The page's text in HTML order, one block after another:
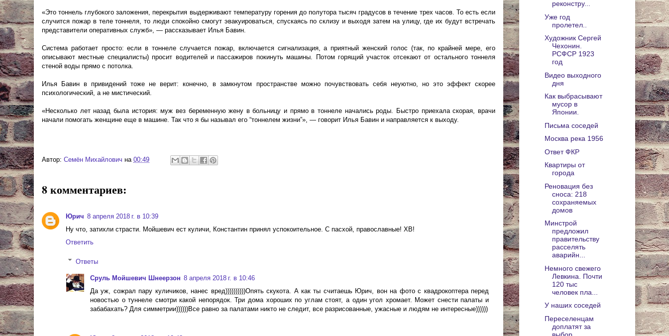
«Это тоннель глубокого заложения, перекрытия выдерживают температуру горения до полутора тысяч градусов в течение трех часов. То есть если
случится пожар в теле тоннеля, то люди спокойно смогут эвакуироваться, спускаясь по склизу и выходя затем на улицу, где их будут встречать
представители оперативных служб», — рассказывает Илья Бавин.
Система работает просто: если в тоннеле случается пожар, включается сигнализация, а приятный женский голос (так, по крайней мере, его
описывают местные специалисты) просит водителей и пассажиров покинуть машины. Потом горящий участок отсекают от остального тоннеля
стеной воды прямо с потолка.
Илья Бавин в привидений тоже не верит: конечно, в замкнутом пространстве можно почувствовать себя неуютно, но это эффект скорее
психологический, а не мистический.
«Несколько лет назад была история: муж вез беременную жену в больницу и прямо в тоннеле начались роды. Быстро приехала скорая, врачи
начали помогать женщине еще в машине. Так что я бы называл его “тоннелем жизни”», — говорит Илья Бавин и направляется к выходу.
Автор: Cемён Михайлович на 00:49
8 комментариев:
Юрич 8 апреля 2018 г. в 10:39
Ну что, затихли страсти. Мойшевич ест куличи, Константин принял успокоительное. С пасхой, православные! ХВ!
Ответить
Ответы
Сруль Мойшевич Шнеерзон 8 апреля 2018 г. в 10:46
Да уж, сожрал пару куличиков, нанес вред))))))))))Опять скукота. А как ты считаешь Юрич, вон на фото с квадрокоптера перед
новостью о туннеле смотри какой непорядок. Три дома хороших по углам стоят, а один угол хромает. Может снести палаты и
забабахать? Для симметрии))))))Все равно за палатами никто не следит, все разрисованные, ужасные и людям не интересные))))))
реконстру...
Уже год
пролетел..
Художник Сергей
Чехонин.
РСФСР 1923
год
Видео выходного
дня
Как выбрасывают
мусор в
Японии.
Письма соседей
Москва река 1956
Ответ ФКР
Квартиры от
города
Реновация без
сноса: 218
сохраняемых
домов
Минстрой
предложил
правительству
расселять
аварийн...
Немного свежего
Левкина. Почти
120 тыс
человек пла...
У наших соседей
Переселенцам
доплатят за
выбор